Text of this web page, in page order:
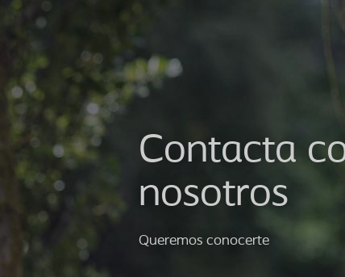
Contacta
nosotros
Queremos conocerte